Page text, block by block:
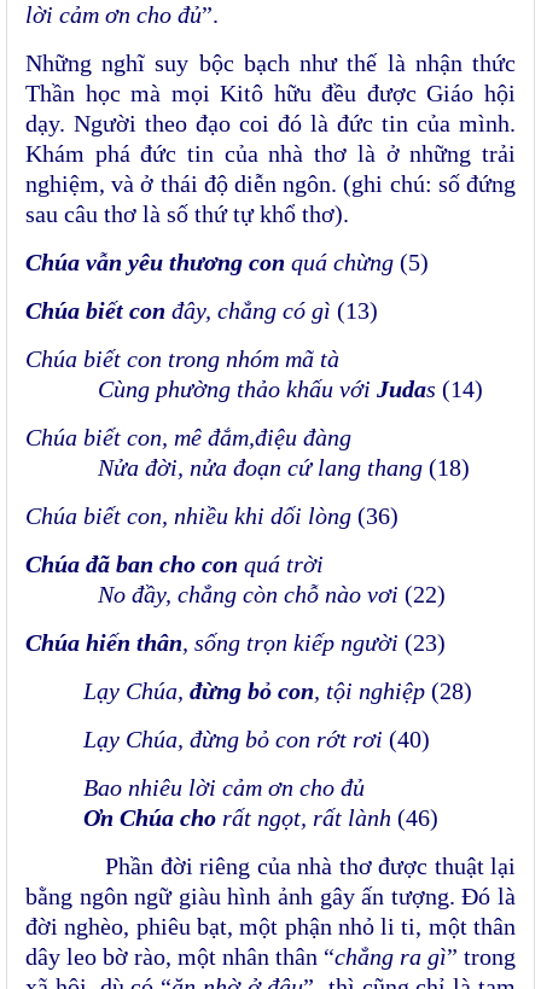
lời cảm ơn cho đủ”.
Những nghĩ suy bộc bạch như thế là nhận thức
Thần học mà mọi Kitô hữu đều được Giáo hội
dạy. Người theo đạo coi đó là đức tin của mình.
Khám phá đức tin của nhà thơ là ở những trải
nghiệm, và ở thái độ diễn ngôn. (ghi chú: số đứng
sau câu thơ là số thứ tự khổ thơ).
Chúa vẫn yêu thương con quá chừng (5)
Chúa biết con đây, chẳng có gì (13)
Chúa biết con trong nhóm mã tà
Cùng phường thảo khấu với Judas (14)
Chúa biết con, mê đắm,điệu đàng
Nửa đời, nửa đoạn cứ lang thang (18)
Chúa biết con, nhiều khi dối lòng (36)
Chúa đã ban cho con quá trời
No đầy, chẳng còn chỗ nào vơi (22)
Chúa hiến thân, sống trọn kiếp người (23)
Lạy Chúa, đừng bỏ con, tội nghiệp (28)
Lạy Chúa, đừng bỏ con rớt rơi (40)
Bao nhiêu lời cảm ơn cho đủ
Ơn Chúa cho rất ngọt, rất lành (46)
Phần đời riêng của nhà thơ được thuật lại
bằng ngôn ngữ giàu hình ảnh gây ấn tượng. Đó là
đời nghèo, phiêu bạt, một phận nhỏ li ti, một thân
dây leo bờ rào, một nhân thân “chẳng ra gì” trong